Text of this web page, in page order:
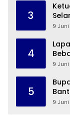
3
9
4
9
5
9